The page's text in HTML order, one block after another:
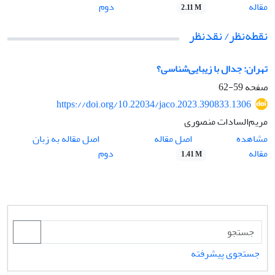
مقاله
2.11 M
دوم
نقطه‌نظر/ نقدنظر
تهران: جدال با زیبایی‌شناسی؟
صفحه59-62
https://doi.org/10.22034/jaco.2023.390833.1306
مریم‌السادات منصوری
مشاهده
مقاله
اصل مقاله
1.41 M
اصل مقاله به زبان
دوم
جستجوی پیشرفته